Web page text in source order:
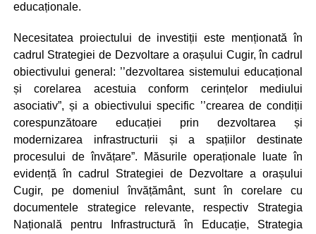
educaționale.
Necesitatea proiectului de investiții este menționată în
cadrul Strategiei de Dezvoltare a orașului Cugir, în cadrul
obiectivului general: ’’dezvoltarea sistemului educațional
și corelarea acestuia conform cerințelor mediului
asociativ”, și a obiectivului specific ’’crearea de condiții
corespunzătoare educației prin dezvoltarea și
modernizarea infrastructurii și a spațiilor destinate
procesului de învățare”. Măsurile operaționale luate în
evidență în cadrul Strategiei de Dezvoltare a orașului
Cugir, pe domeniul învățământ, sunt în corelare cu
documentele strategice relevante, respectiv Strategia
Națională pentru Infrastructură în Educație, Strategia